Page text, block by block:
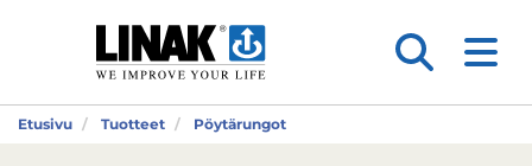
Etusivu Tuotteet Pöytärungot